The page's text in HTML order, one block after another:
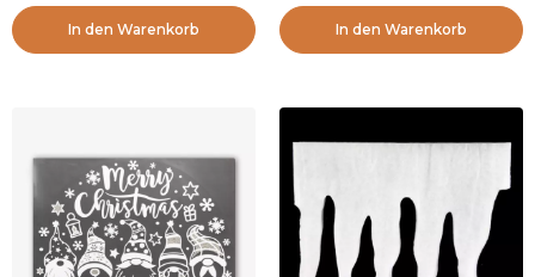
In den Warenkorb In den Warenkorb